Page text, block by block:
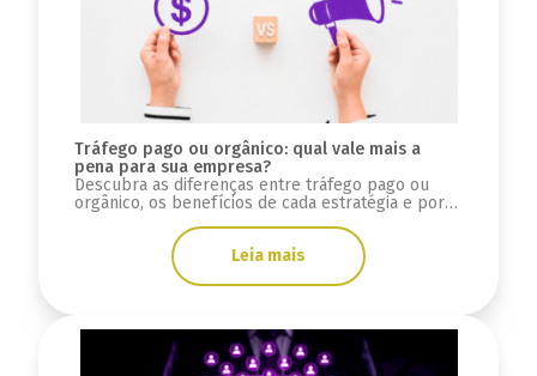
Tráfego pago ou orgânico: qual vale mais a
pena para sua empresa?
Descubra as diferenças entre tráfego pago ou
orgânico, os benefícios de cada estratégia e por
Leia mais